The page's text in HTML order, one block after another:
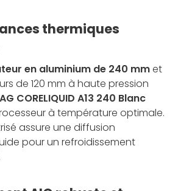
thermiques
en aluminium de 240 mmet
de 120 mm à haute pression
CORELIQUID A13 240 Blanc
à température optimale.
assure une diffusion
pour un refroidissement